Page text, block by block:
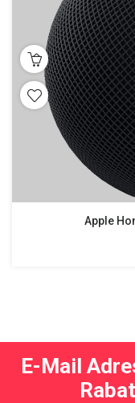
Apple
E-Mail